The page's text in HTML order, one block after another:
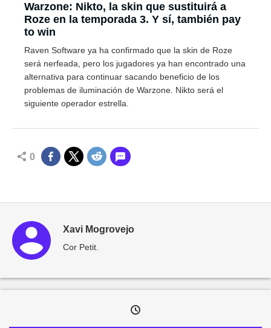
Warzone: Nikto, la skin que sustituirá a
Roze en la temporada 3. Y sí, también pay
to win
Raven Software ya ha confirmado que la skin de Roze
será nerfeada, pero los jugadores ya han encontrado una
alternativa para continuar sacando beneficio de los
problemas de iluminación de Warzone. Nikto será el
siguiente operador estrella.
0
Xavi Mogrovejo
Cor Petit.